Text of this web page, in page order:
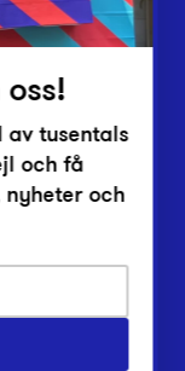
av tusentals
och få
och